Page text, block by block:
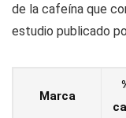
de la cafeína que
estudio publicado
Marca